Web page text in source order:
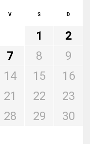
V S D
1
2
7 8
9
14 15
16
21 22
23
28 29
30